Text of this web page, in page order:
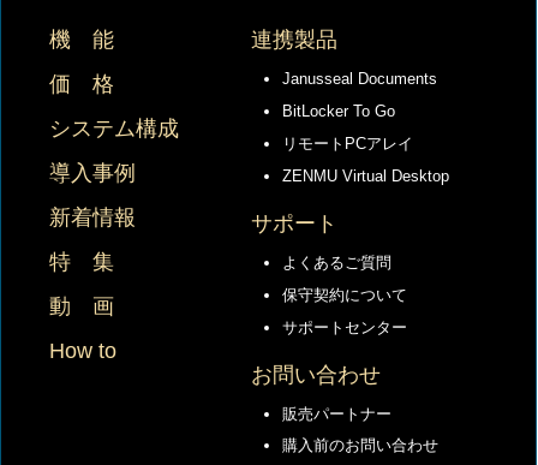
機 能
価 格
システム構成
導入事例
新着情報
特 集
動 画
How to
連携製品
Janusseal Documents
BitLocker To Go
リモートPCアレイ
ZENMU Virtual Desktop
サポート
よくあるご質問
保守契約について
サポートセンター
お問い合わせ
販売パートナー
購入前のお問い合わせ